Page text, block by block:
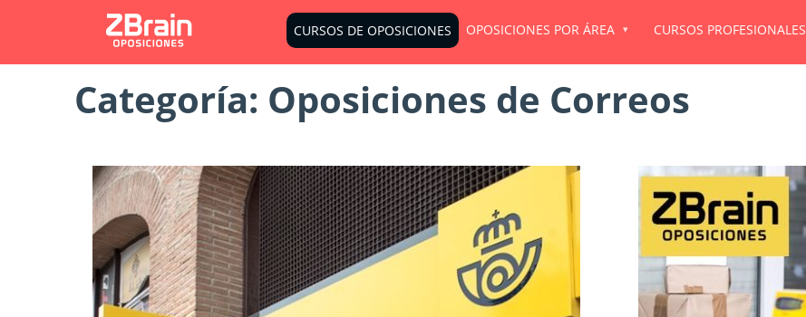
CURSOS DE OPOSICIONES OPOSICIONES POR ÁREA CURSOS PROFESIONALES
Categoría: Oposiciones de Correos